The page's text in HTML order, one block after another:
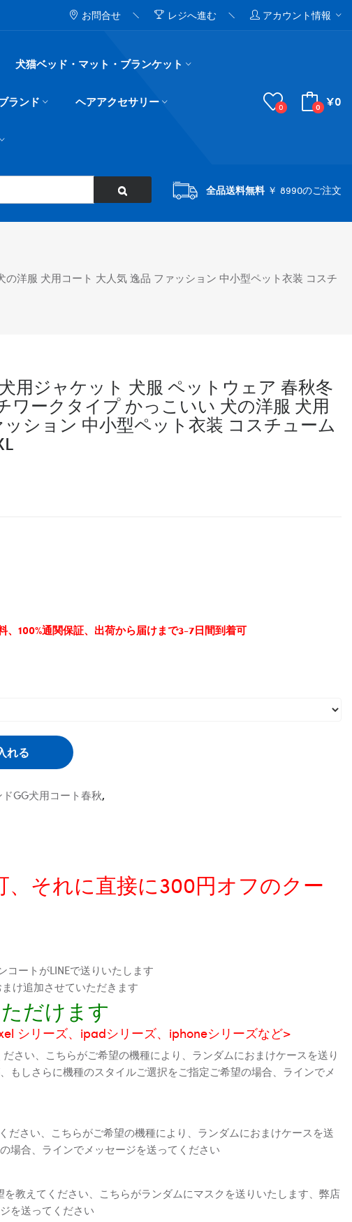
お問合せ レジへ進む アカウント情報
犬猫ベッド・マット・ブランケット
ランド ヘアアクセサリー 0 0 ¥0
全品送料無料￥ 8990のご注文
洋服 犬用コート 大人気 逸品 ファッション 中小型ペット衣装 コスチ
用ジャケット 犬服 ペットウェア 春秋冬
ワークタイプ かっこいい 犬の洋服 犬用
ション 中小型ペット衣装 コスチューム
100%通関保証、出荷から届けまで3-7日間到着可
れる
GG犬用コート春秋,
、それに直接に300円オフのクー
コートがLINEで送りいたします
け追加させていただきます
だけます
シリーズ、ipadシリーズ、iphoneシリーズなど>
さい、こちらがご希望の機種により、ランダムにおまけケースを送り
しさらに機種のスタイルご選択をご指定ご希望の場合、ラインでメ
さい、こちらがご希望の機種により、ランダムにおまけケースを送
場合、ラインでメッセージを送ってください
教えてください、こちらがランダムにマスクを送りいたします、弊店
を送ってください